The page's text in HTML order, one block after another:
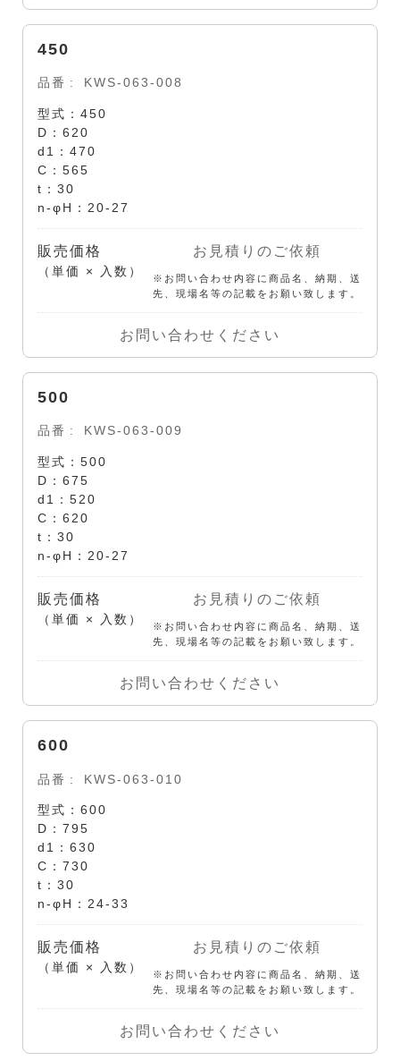
450
品番 KWS-063-008
型式：450
D：620
d1：470
C：565
t：30
n-φH：20-27
販売価格
（単価 × 入数）
お見積りのご依頼
※お問い合わせ内容に商品名、納期、送
先、現場名等の記載をお願い致します。
お問い合わせください
500
品番 KWS-063-009
型式：500
D：675
d1：520
C：620
t：30
n-φH：20-27
販売価格
（単価 × 入数）
お見積りのご依頼
※お問い合わせ内容に商品名、納期、送
先、現場名等の記載をお願い致します。
お問い合わせください
600
品番 KWS-063-010
型式：600
D：795
d1：630
C：730
t：30
n-φH：24-33
販売価格
（単価 × 入数）
お見積りのご依頼
※お問い合わせ内容に商品名、納期、送
先、現場名等の記載をお願い致します。
お問い合わせください